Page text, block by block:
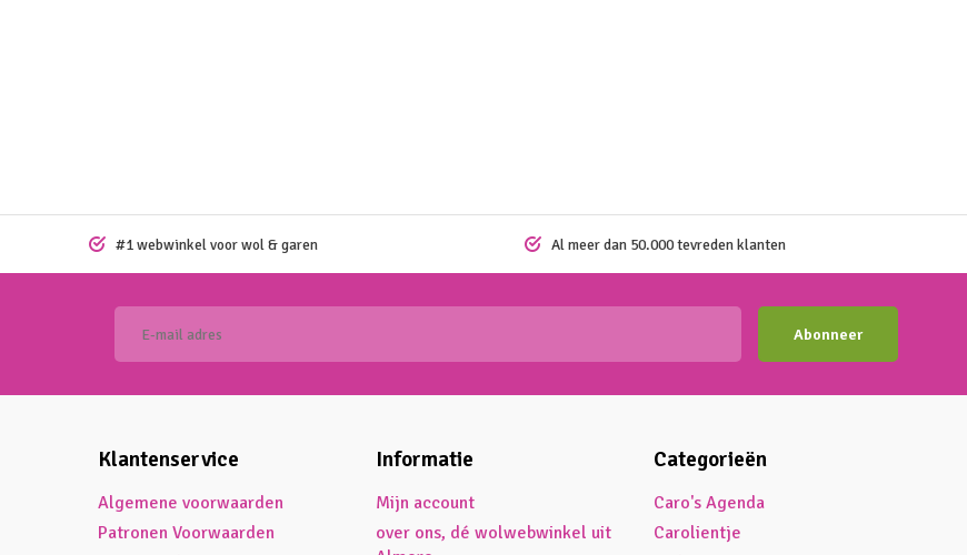
#1 webwinkel voor wol & garen Al meer dan 50.000 tevreden klanten
Abonneer
Klantenservice
Algemene voorwaarden
Patronen Voorwaarden
Informatie
Mijn account
over ons, dé wolwebwinkel uit
Categorieën
Caro's Agenda
Carolientje